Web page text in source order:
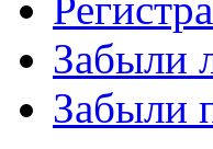
Забыли
Забыли